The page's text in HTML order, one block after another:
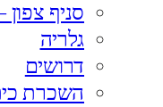
סניף צפון
גלריה
דרושים
השכרת